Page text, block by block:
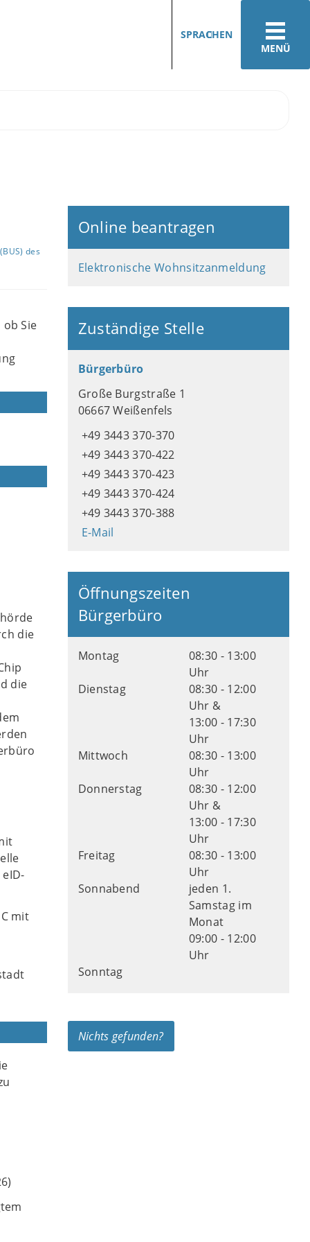
MENÜ
SPRACHEN
des
Sie
die
die
mit
Online beantragen
Elektronische Wohnsitzanmeldung
Zuständige Stelle
Bürgerbüro
Große Burgstraße 1
06667 Weißenfels
+49 3443 370-370
+49 3443 370-422
+49 3443 370-423
+49 3443 370-424
+49 3443 370-388
E-Mail
Öffnungszeiten
Bürgerbüro
Montag
08:30 - 13:00
Uhr
Dienstag
08:30 - 12:00
Uhr &
13:00 - 17:30
Uhr
Mittwoch
08:30 - 13:00
Uhr
Donnerstag
08:30 - 12:00
Uhr &
13:00 - 17:30
Uhr
Freitag
08:30 - 13:00
Uhr
Sonnabend
jeden 1.
Samstag im
Monat
09:00 - 12:00
Uhr
Sonntag
Nichts gefunden?